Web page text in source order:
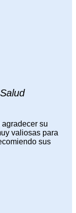
su
valiosas para
sus